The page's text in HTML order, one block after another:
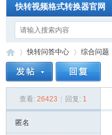
快转视频格式转换器官网
快转问答中心
›
综合问题
查看: 26423 回复: 1
匿名